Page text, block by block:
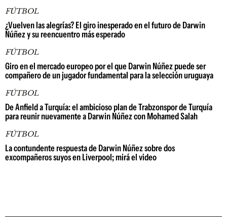
FÚTBOL
¿Vuelven las alegrías? El giro inesperado en el futuro de Darwin
Núñez y su reencuentro más esperado
FÚTBOL
Giro en el mercado europeo por el que Darwin Núñez puede ser
compañero de un jugador fundamental para la selección uruguaya
FÚTBOL
De Anfield a Turquía: el ambicioso plan de Trabzonspor de Turquía
para reunir nuevamente a Darwin Núñez con Mohamed Salah
FÚTBOL
La contundente respuesta de Darwin Núñez sobre dos
excompañeros suyos en Liverpool; mirá el video